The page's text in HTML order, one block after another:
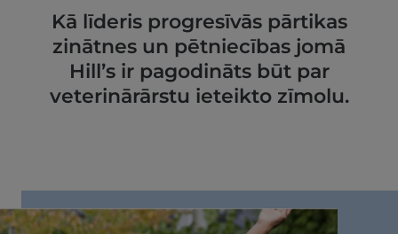
Kā līderis progresīvās pārtikas
zinātnes un pētniecības jomā
Hill’s ir pagodināts būt par
veterinārārstu ieteikto zīmolu.